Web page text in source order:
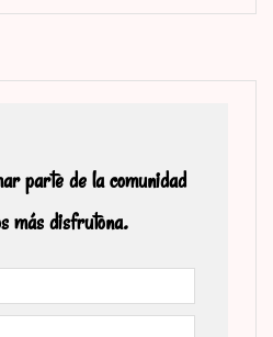
parte de la comunidad
más disfrutona.